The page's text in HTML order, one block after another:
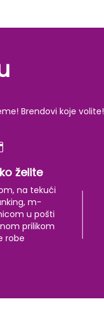
Brendovi koje volite!
želite
na tekući
m-
u pošti
prilikom
robe